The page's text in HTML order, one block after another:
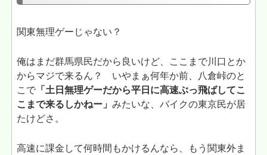
関東無理ゲーじゃない？
俺はまだ群馬県民だから良いけど、ここまで川口とか
からマジで来るん？ いやまぁ何年か前、八倉峠のと
こで 「土日無理ゲーだから平日に高速ぶっ飛ばしてこ
こまで来るしかねー」みたいな、バイクの東京民が居
たけどさ。
高速に課金して何時間もかけるんなら、もう関東外ま